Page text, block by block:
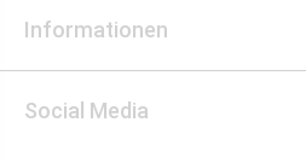
Informationen
Social Media